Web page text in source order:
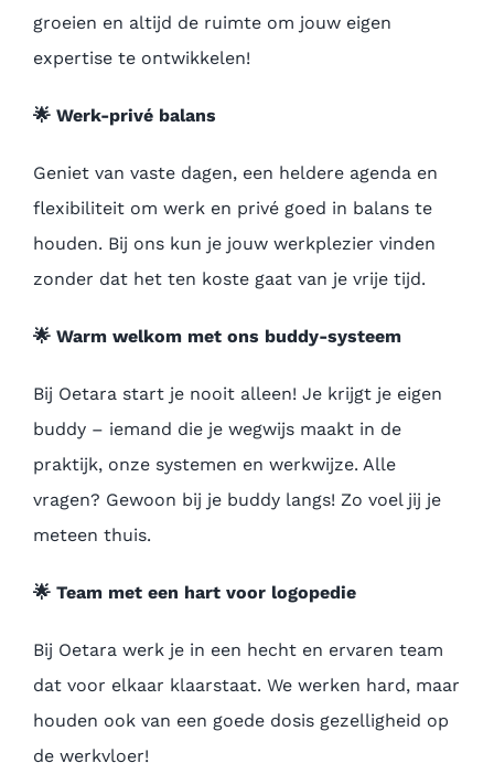
groeien en altijd de ruimte om jouw eigen
expertise te ontwikkelen!
🌟Werk-privé balans
Geniet van vaste dagen, een heldere agenda en
flexibiliteit om werk en privé goed in balans te
houden. Bij ons kun je jouw werkplezier vinden
zonder dat het ten koste gaat van je vrije tijd.
🌟Warm welkom met ons buddy-systeem
Bij Oetara start je nooit alleen! Je krijgt je eigen
buddy – iemand die je wegwijs maakt in de
praktijk, onze systemen en werkwijze. Alle
vragen? Gewoon bij je buddy langs! Zo voel jij je
meteen thuis.
🌟Team met een hart voor logopedie
Bij Oetara werk je in een hecht en ervaren team
dat voor elkaar klaarstaat. We werken hard, maar
houden ook van een goede dosis gezelligheid op
de werkvloer!